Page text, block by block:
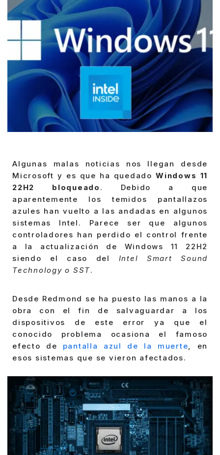
Algunas malas noticias nos llegan desde
Microsoft y es que ha quedadoWindows 11
22H2 bloqueado . Debido a que
aparentemente los temidos pantallazos
azules han vuelto a las andadas en algunos
sistemas Intel. Parece ser que algunos
controladores han perdido el control frente
a la actualización de Windows 11 22H2
siendo el caso del Intel Smart Sound
Technology o SST.
Desde Redmond se ha puesto las manos a la
obra con el fin de salvaguardar a los
dispositivos de este error ya que el
conocido problema ocasiona el famoso
efecto de pantalla azul de la muerte, en
esos sistemas que se vieron afectados.